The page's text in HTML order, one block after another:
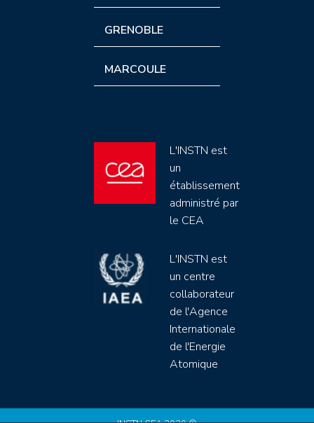
GRENOBLE
MARCOULE
L'INSTN est
un
établissement
administré par
le CEA
L'INSTN est
un centre
collaborateur
de l'Agence
Internationale
de l'Energie
Atomique